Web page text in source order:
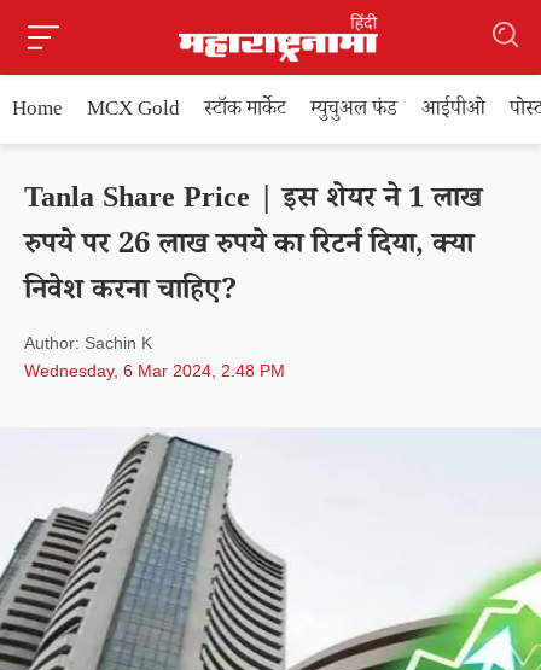
Home MCX Gold स्टॉक मार्केट म्युचुअल फंड आईपीओ
Tanla Share Price | इस शेयर ने 1 लाख
रुपये पर 26 लाख रुपये का रिटर्न दिया, क्या
निवेश करना चाहिए?
Author: Sachin K
Wednesday, 6 Mar 2024, 2.48 PM